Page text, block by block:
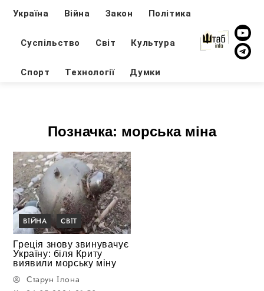
Україна Війна Закон Політика
Суспільство Світ Культура
Спорт Технології Думки
Позначка: морська міна
ВІЙНА СВІТ
Греція знову звинувачує
Україну: біля Криту
виявили морську міну
Старун Ілона